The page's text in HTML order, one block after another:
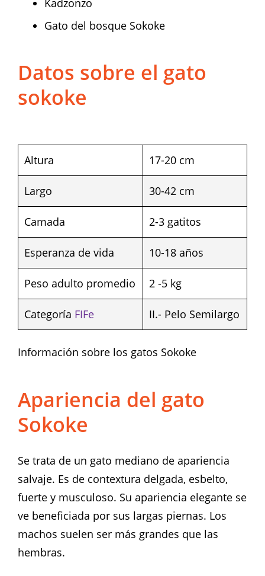
Kadzonzo
Gato del bosque Sokoke
Datos sobre el gato
sokoke
Altura 17-20 cm
Largo 30-42 cm
Camada 2-3 gatitos
Esperanza de vida 10-18 años
Peso adulto promedio 2 -5 kg
Categoría FIFe II.- Pelo Semilargo
Información sobre los gatos Sokoke
Apariencia del gato
Sokoke
Se trata de un gato mediano de apariencia
salvaje. Es de contextura delgada, esbelto,
fuerte y musculoso. Su apariencia elegante se
ve beneficiada por sus largas piernas. Los
machos suelen ser más grandes que las
hembras.